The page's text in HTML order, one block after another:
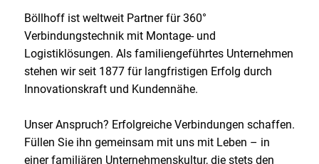
Böllhoff ist weltweit Partner für 360°
Verbindungstechnik mit Montage- und
Logistiklösungen. Als familiengeführtes Unternehmen
stehen wir seit 1877 für langfristigen Erfolg durch
Innovationskraft und Kundennähe.
Unser Anspruch? Erfolgreiche Verbindungen schaffen.
Füllen Sie ihn gemeinsam mit uns mit Leben – in
einer familiären Unternehmenskultur, die stets den